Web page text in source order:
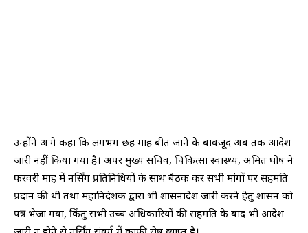
उन्होंने आगे कहा कि लगभग छह माह बीत जाने के बावजूद अब तक आदेश
जारी नहीं किया गया है। अपर मुख्य सचिव, चिकित्सा स्वास्थ्य, अमित घोष ने
फरवरी माह में नर्सिंग प्रतिनिधियों के साथ बैठक कर सभी मांगों पर सहमति
प्रदान की थी तथा महानिदेशक द्वारा भी शासनादेश जारी करने हेतु शासन को
पत्र भेजा गया, किंतु सभी उच्च अधिकारियों की सहमति के बाद भी आदेश